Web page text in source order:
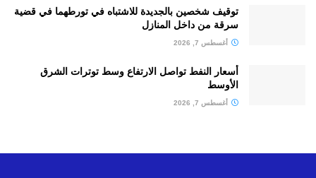
توقيف شخصين بالجديدة للاشتباه في تورطهما في قضية
سرقة من داخل المنازل
أغسطس 7, 2026
أسعار النفط تواصل الارتفاع وسط توترات الشرق
الأوسط
أغسطس 7, 2026